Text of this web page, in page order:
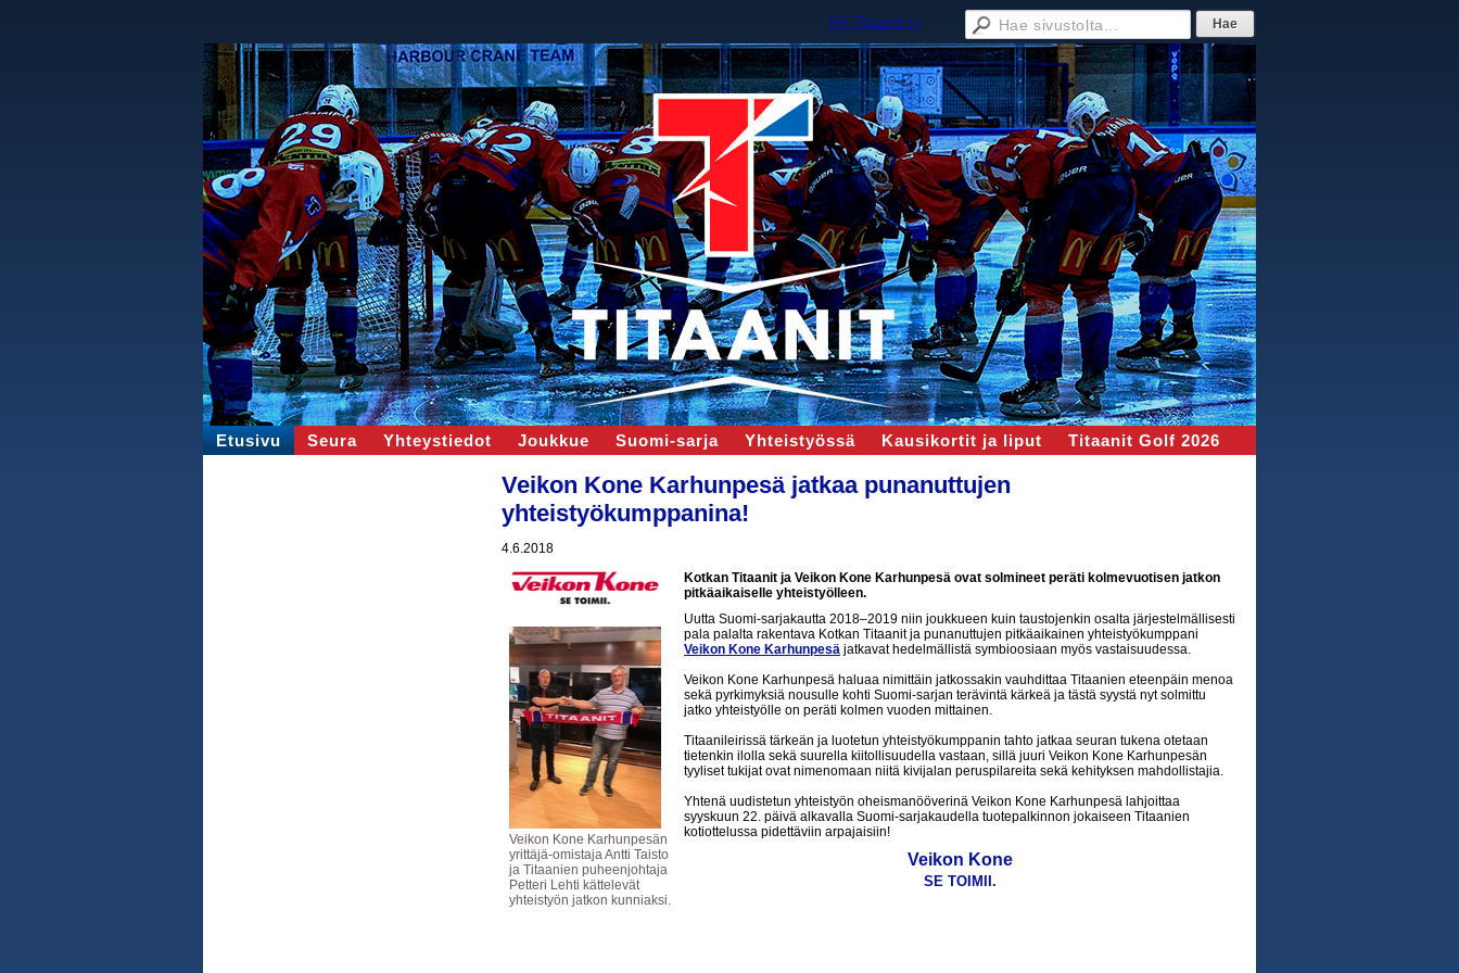
HK Titaanit ry
Etusivu Seura Yhteystiedot Joukkue Suomi-sarja Yhteistyössä Kausikortit ja liput Titaanit Golf 2026
Veikon Kone Karhunpesä jatkaa punanuttujen
yhteistyökumppanina!
4.6.2018
Veikon Kone Karhunpesän
yrittäjä-omistaja Antti Taisto
ja Titaanien puheenjohtaja
Petteri Lehti kättelevät
yhteistyön jatkon kunniaksi.
Kotkan Titaanit ja Veikon Kone Karhunpesä ovat solmineet peräti kolmevuotisen jatkon
pitkäaikaiselle yhteistyölleen.
Uutta Suomi-sarjakautta 2018–2019 niin joukkueen kuin taustojenkin osalta järjestelmällisesti
pala palalta rakentava Kotkan Titaanit ja punanuttujen pitkäaikainen yhteistyökumppani
Veikon Kone Karhunpesä jatkavat hedelmällistä symbioosiaan myös vastaisuudessa.
Veikon Kone Karhunpesä haluaa nimittäin jatkossakin vauhdittaa Titaanien eteenpäin menoa
sekä pyrkimyksiä nousulle kohti Suomi-sarjan terävintä kärkeä ja tästä syystä nyt solmittu
jatko yhteistyölle on peräti kolmen vuoden mittainen.
Titaanileirissä tärkeän ja luotetun yhteistyökumppanin tahto jatkaa seuran tukena otetaan
tietenkin ilolla sekä suurella kiitollisuudella vastaan, sillä juuri Veikon Kone Karhunpesän
tyyliset tukijat ovat nimenomaan niitä kivijalan peruspilareita sekä kehityksen mahdollistajia.
Yhtenä uudistetun yhteistyön oheismanööverinä Veikon Kone Karhunpesä lahjoittaa
syyskuun 22. päivä alkavalla Suomi-sarjakaudella tuotepalkinnon jokaiseen Titaanien
kotiottelussa pidettäviin arpajaisiin!
Veikon Kone
SE TOIMII.